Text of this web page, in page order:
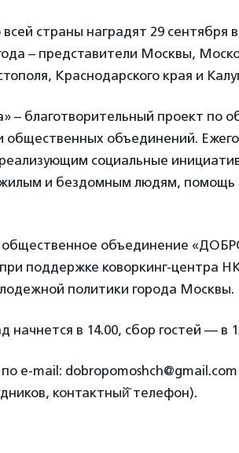
страны наградят 29 сентября
– представители Москвы,
Краснодарского края и
– благотворительный проект по
общественных объединений.
социальные
и бездомным людям,
общественное объединение
поддержке коворкинг-центра
политики города Москвы.
начнется в 14.00, сбор гостей — в
e-mail: dobropomoshch@gmail.com
контактный̆ телефон).